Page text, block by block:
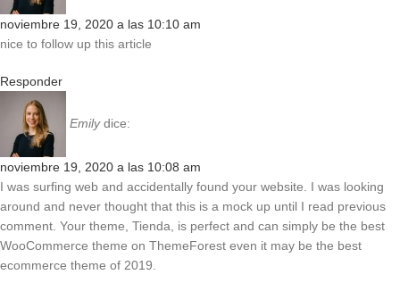
noviembre 19, 2020 a las 10:10 am
nice to follow up this article
Responder
Emily dice:
noviembre 19, 2020 a las 10:08 am
I was surfing web and accidentally found your website. I was looking
around and never thought that this is a mock up until I read previous
comment. Your theme, Tienda, is perfect and can simply be the best
WooCommerce theme on ThemeForest even it may be the best
ecommerce theme of 2019.